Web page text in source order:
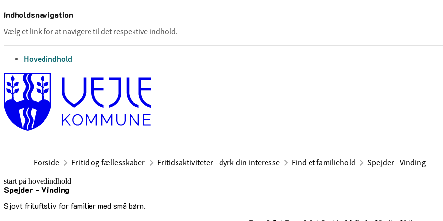
Indholdsnavigation
Vælg et link for at navigere til det respektive indhold.
gå til
Hovedindhold
Forside Fritid og fællesskaber Fritidsaktiviteter - dyrk din interesse Find et familiehold Spejder - Vinding
start på hovedindhold
Spejder - Vinding
Sjovt friluftsliv for familier med små børn.
senest opdateret 17. februar 2026